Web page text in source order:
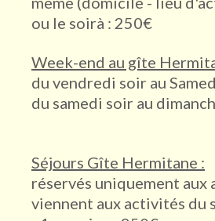
ou le soirà : 250€
Week-end au gîte
du vendredi soir au
du samedi soir au
Séjours Gîte Hermitane :
réservés uniquement aux
viennent aux activités du